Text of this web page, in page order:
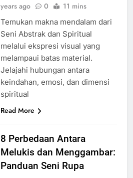
years ago
0 11 mins
Temukan makna mendalam dari
Seni Abstrak dan Spiritual
melalui ekspresi visual yang
melampaui batas material.
Jelajahi hubungan antara
keindahan, emosi, dan dimensi
spiritual
Read More
8 Perbedaan Antara
Melukis dan Menggambar:
Panduan Seni Rupa